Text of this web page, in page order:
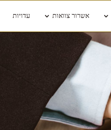
אשרור צוואות עדויות